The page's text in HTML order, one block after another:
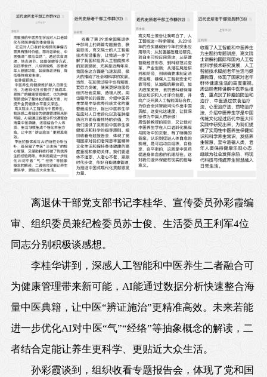
离退休干部党支部书记李桂华、宣传委员孙彩霞编
审、组织委员兼纪检委员苏士俊、生活委员王利军4位
同志分别积极谈感想。
李桂华讲到，深感人工智能和中医养生二者融合可
为健康管理带来新可能，AI能通过数据分析快速整合海
量中医典籍，让中医“辨证施治”更精准高效。未来若能
进一步优化AI对中医“气”“经络”等抽象概念的解读，二
者结合定能让养生更科学、更贴近大众生活。
孙彩霞谈到，组织收看专题报告会，体现了党和国